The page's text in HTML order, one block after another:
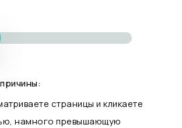
страницы и кликаете
намного превышающую